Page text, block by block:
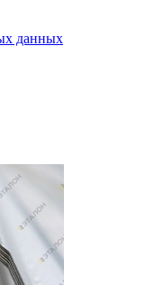
данных